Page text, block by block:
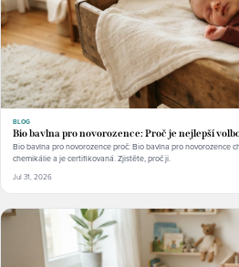
BLOG
Bio bavlna pro novorozence: Proč je nejlepší
Bio bavlna pro novorozence proč: Bio bavlna pro novorozence
chemikálie a je certifikovaná. Zjistěte, proč ji.
Jul 31, 2026